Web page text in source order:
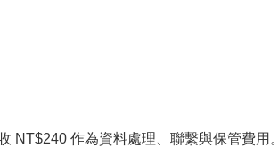
NT$240 作為資料處理、聯繫與保管費用。